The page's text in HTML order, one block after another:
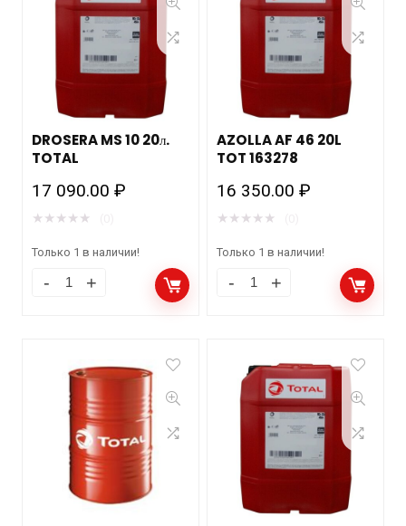
DROSERA MS 10 20л.
TOTAL
17 090.00₽
★ ★ ★ ★ ★
Только 1 в наличии!
AZOLLA AF 46 20L
TOT 163278
16 350.00₽
★ ★ ★ ★ ★
Только 1 в наличии!